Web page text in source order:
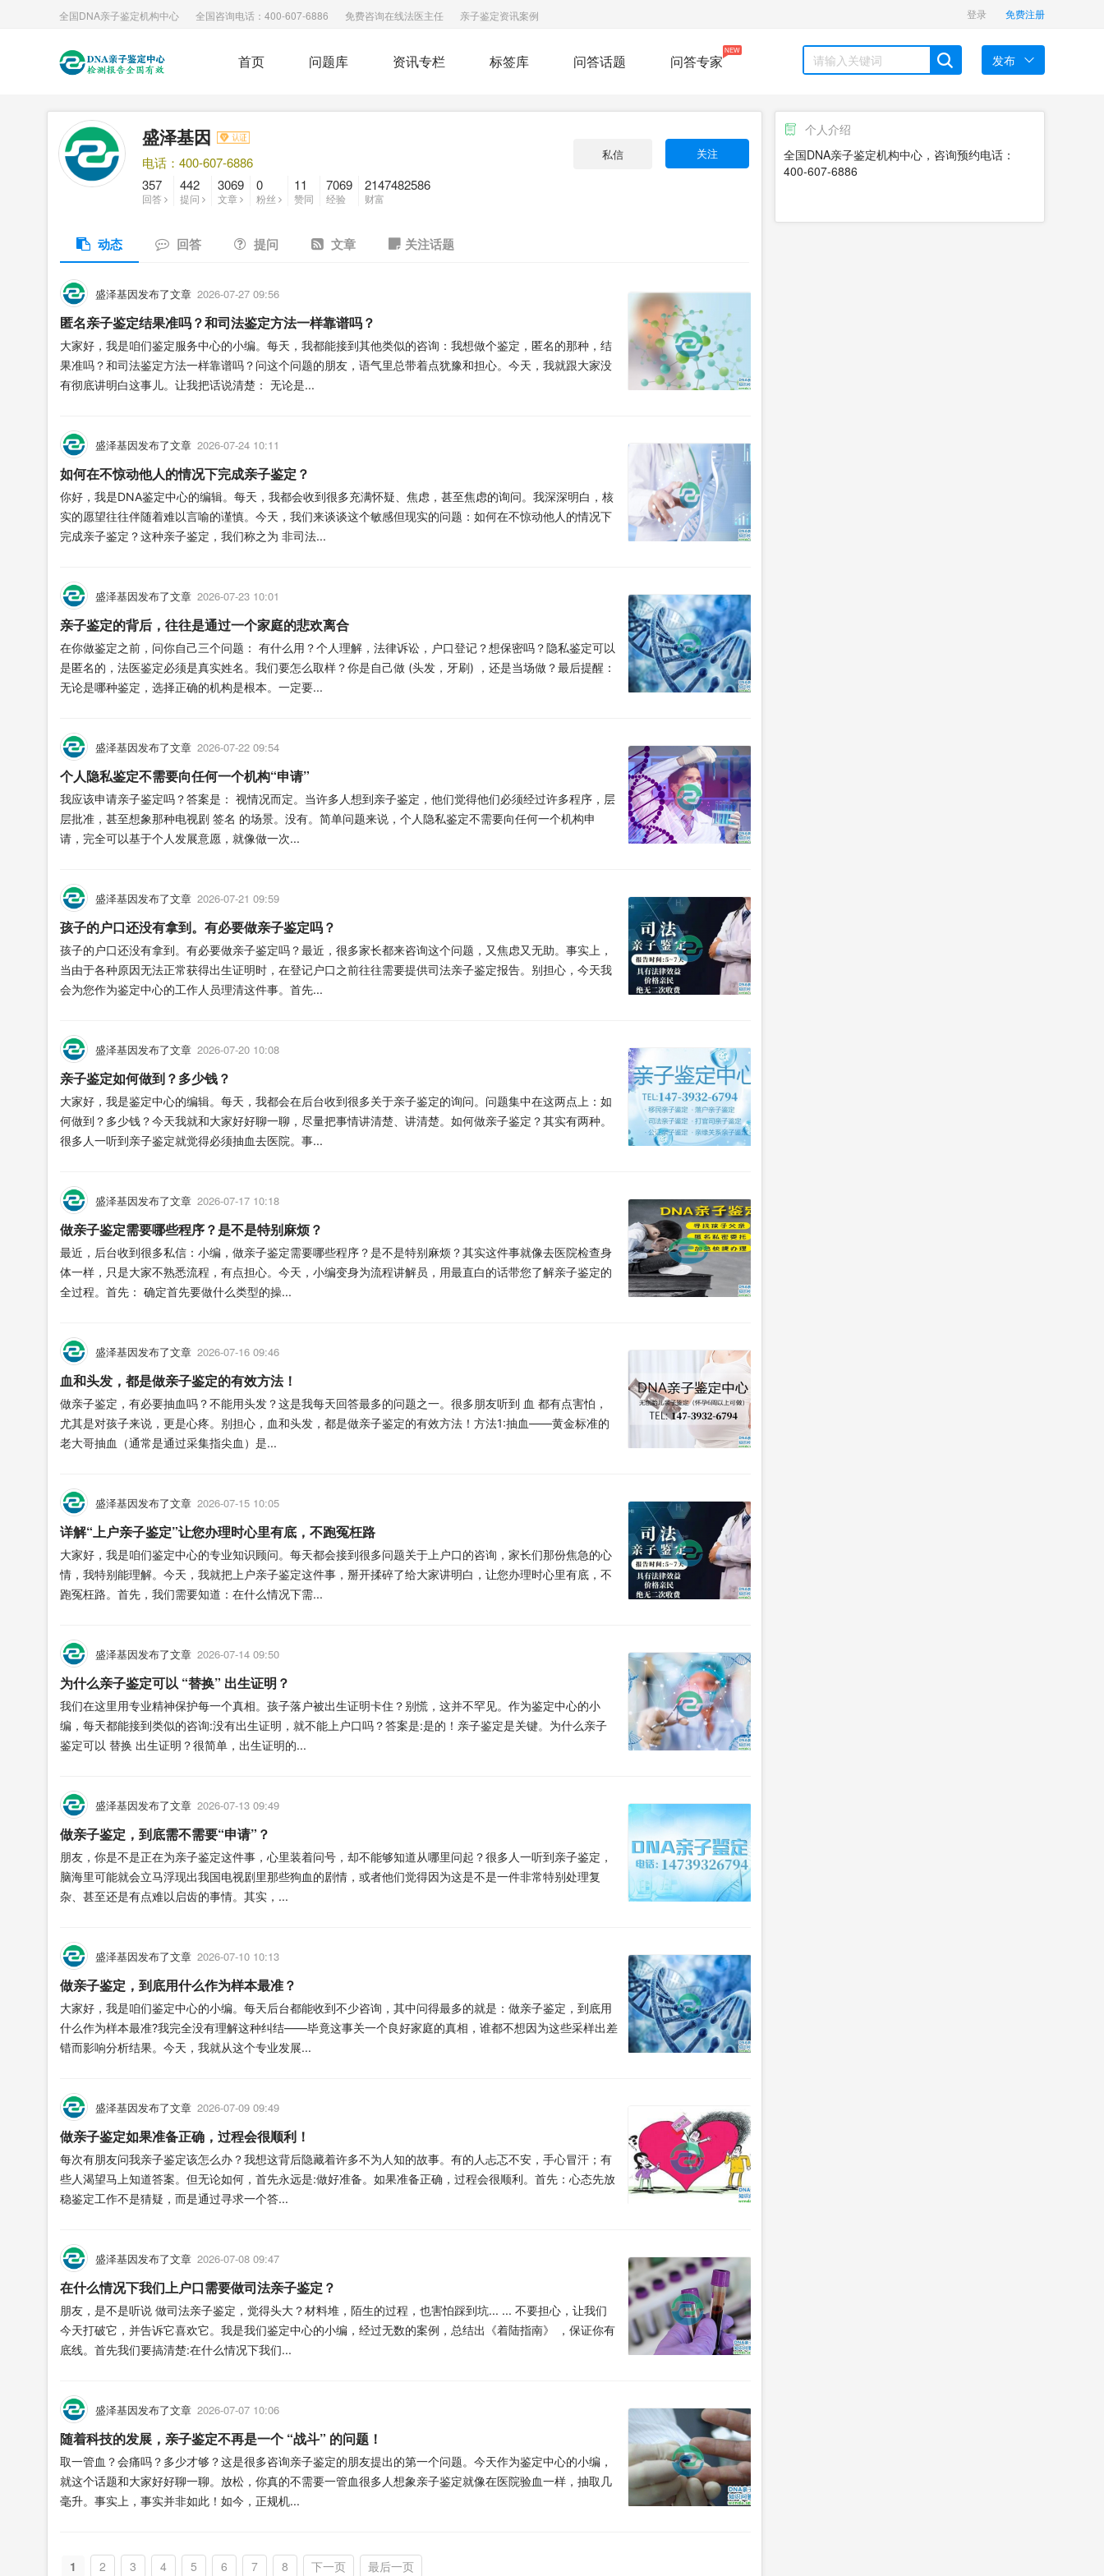
全国DNA亲子鉴定机构中心 全国咨询电话：400-607-6886 免费咨询在线法医主任 亲子鉴定资讯案例 登录 免费注册
首页 问题库 资讯专栏 标签库 问答话题 问答专家
NEW
发布
关注
私信
盛泽基因
电话：400-607-6886
357
回答
442
提问
3069
文章
0
粉丝
11
赞同
7069
经验
2147482586
财富
动态 回答 提问 文章 关注话题
盛泽基因发布了文章 2026-07-27 09:56
匿名亲子鉴定结果准吗？和司法鉴定方法一样靠谱吗？
大家好，我是咱们鉴定服务中心的小编。每天，我都能接到其他类似的咨询：我想做个鉴定，匿名的那种，结
果准吗？和司法鉴定方法一样靠谱吗？问这个问题的朋友，语气里总带着点犹豫和担心。今天，我就跟大家没
有彻底讲明白这事儿。让我把话说清楚： 无论是...
盛泽基因发布了文章 2026-07-24 10:11
如何在不惊动他人的情况下完成亲子鉴定？
你好，我是DNA鉴定中心的编辑。每天，我都会收到很多充满怀疑、焦虑，甚至焦虑的询问。我深深明白，核
实的愿望往往伴随着难以言喻的谨慎。今天，我们来谈谈这个敏感但现实的问题：如何在不惊动他人的情况下
完成亲子鉴定？这种亲子鉴定，我们称之为 非司法...
盛泽基因发布了文章 2026-07-23 10:01
亲子鉴定的背后，往往是通过一个家庭的悲欢离合
在你做鉴定之前，问你自己三个问题： 有什么用？个人理解，法律诉讼，户口登记？想保密吗？隐私鉴定可以
是匿名的，法医鉴定必须是真实姓名。我们要怎么取样？你是自己做 (头发，牙刷) ，还是当场做？最后提醒：
无论是哪种鉴定，选择正确的机构是根本。一定要...
盛泽基因发布了文章 2026-07-22 09:54
个人隐私鉴定不需要向任何一个机构“申请”
我应该申请亲子鉴定吗？答案是： 视情况而定。当许多人想到亲子鉴定，他们觉得他们必须经过许多程序，层
层批准，甚至想象那种电视剧 签名 的场景。没有。简单问题来说，个人隐私鉴定不需要向任何一个机构申
请，完全可以基于个人发展意愿，就像做一次...
盛泽基因发布了文章 2026-07-21 09:59
孩子的户口还没有拿到。有必要做亲子鉴定吗？
孩子的户口还没有拿到。有必要做亲子鉴定吗？最近，很多家长都来咨询这个问题，又焦虑又无助。事实上，
当由于各种原因无法正常获得出生证明时，在登记户口之前往往需要提供司法亲子鉴定报告。别担心，今天我
会为您作为鉴定中心的工作人员理清这件事。首先...
盛泽基因发布了文章 2026-07-20 10:08
亲子鉴定如何做到？多少钱？
大家好，我是鉴定中心的编辑。每天，我都会在后台收到很多关于亲子鉴定的询问。问题集中在这两点上：如
何做到？多少钱？今天我就和大家好好聊一聊，尽量把事情讲清楚、讲清楚。如何做亲子鉴定？其实有两种。
很多人一听到亲子鉴定就觉得必须抽血去医院。事...
盛泽基因发布了文章 2026-07-17 10:18
做亲子鉴定需要哪些程序？是不是特别麻烦？
最近，后台收到很多私信：小编，做亲子鉴定需要哪些程序？是不是特别麻烦？其实这件事就像去医院检查身
体一样，只是大家不熟悉流程，有点担心。今天，小编变身为流程讲解员，用最直白的话带您了解亲子鉴定的
全过程。首先： 确定首先要做什么类型的操...
盛泽基因发布了文章 2026-07-16 09:46
血和头发，都是做亲子鉴定的有效方法！
做亲子鉴定，有必要抽血吗？不能用头发？这是我每天回答最多的问题之一。很多朋友听到 血 都有点害怕，
尤其是对孩子来说，更是心疼。别担心，血和头发，都是做亲子鉴定的有效方法！方法1:抽血——黄金标准的
老大哥抽血（通常是通过采集指尖血）是...
盛泽基因发布了文章 2026-07-15 10:05
详解“上户亲子鉴定”让您办理时心里有底，不跑冤枉路
大家好，我是咱们鉴定中心的专业知识顾问。每天都会接到很多问题关于上户口的咨询，家长们那份焦急的心
情，我特别能理解。今天，我就把上户亲子鉴定这件事，掰开揉碎了给大家讲明白，让您办理时心里有底，不
跑冤枉路。首先，我们需要知道：在什么情况下需...
盛泽基因发布了文章 2026-07-14 09:50
为什么亲子鉴定可以 “替换” 出生证明？
我们在这里用专业精神保护每一个真相。孩子落户被出生证明卡住？别慌，这并不罕见。作为鉴定中心的小
编，每天都能接到类似的咨询:没有出生证明，就不能上户口吗？答案是:是的！亲子鉴定是关键。为什么亲子
鉴定可以 替换 出生证明？很简单，出生证明的...
盛泽基因发布了文章 2026-07-13 09:49
做亲子鉴定，到底需不需要“申请”？
朋友，你是不是正在为亲子鉴定这件事，心里装着问号，却不能够知道从哪里问起？很多人一听到亲子鉴定，
脑海里可能就会立马浮现出我国电视剧里那些狗血的剧情，或者他们觉得因为这是不是一件非常特别处理复
杂、甚至还是有点难以启齿的事情。其实，...
盛泽基因发布了文章 2026-07-10 10:13
做亲子鉴定，到底用什么作为样本最准？
大家好，我是咱们鉴定中心的小编。每天后台都能收到不少咨询，其中问得最多的就是：做亲子鉴定，到底用
什么作为样本最准?我完全没有理解这种纠结——毕竟这事关一个良好家庭的真相，谁都不想因为这些采样出差
错而影响分析结果。今天，我就从这个专业发展...
盛泽基因发布了文章 2026-07-09 09:49
做亲子鉴定如果准备正确，过程会很顺利！
每次有朋友问我亲子鉴定该怎么办？我想这背后隐藏着许多不为人知的故事。有的人忐忑不安，手心冒汗；有
些人渴望马上知道答案。但无论如何，首先永远是:做好准备。如果准备正确，过程会很顺利。首先：心态先放
稳鉴定工作不是猜疑，而是通过寻求一个答...
盛泽基因发布了文章 2026-07-08 09:47
在什么情况下我们上户口需要做司法亲子鉴定？
朋友，是不是听说 做司法亲子鉴定，觉得头大？材料堆，陌生的过程，也害怕踩到坑... ... 不要担心，让我们
今天打破它，并告诉它喜欢它。我是我们鉴定中心的小编，经过无数的案例，总结出《着陆指南》 ，保证你有
底线。首先我们要搞清楚:在什么情况下我们...
盛泽基因发布了文章 2026-07-07 10:06
随着科技的发展，亲子鉴定不再是一个 “战斗” 的问题！
取一管血？会痛吗？多少才够？这是很多咨询亲子鉴定的朋友提出的第一个问题。今天作为鉴定中心的小编，
就这个话题和大家好好聊一聊。放松，你真的不需要一管血很多人想象亲子鉴定就像在医院验血一样，抽取几
毫升。事实上，事实并非如此！如今，正规机...
1 2 3 4 5 6 7 8 下一页 最后一页
个人介绍
全国DNA亲子鉴定机构中心，咨询预约电话：
400-607-6886